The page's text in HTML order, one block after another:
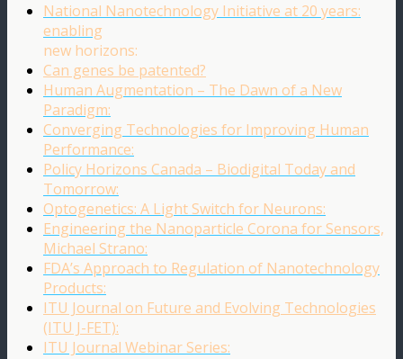
National Nanotechnology Initiative at 20 years:
enabling
new horizons:
Can genes be patented?
Human Augmentation – The Dawn of a New
Paradigm:
Converging Technologies for Improving Human
Performance:
Policy Horizons Canada – Biodigital Today and
Tomorrow:
Optogenetics: A Light Switch for Neurons:
Engineering the Nanoparticle Corona for Sensors,
Michael Strano:
FDA’s Approach to Regulation of Nanotechnology
Products:
ITU Journal on Future and Evolving Technologies
(ITU J-FET):
ITU Journal Webinar Series: